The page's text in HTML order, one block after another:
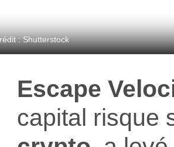
: Shutterstock
Escape
capital risque